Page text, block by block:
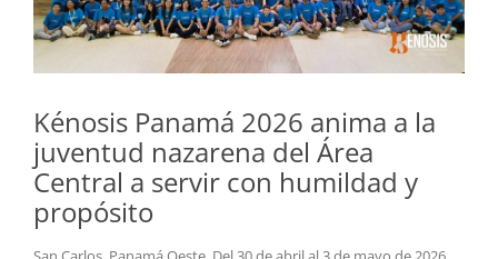
Kénosis Panamá 2026 anima a la
juventud nazarena del Área
Central a servir con humildad y
propósito